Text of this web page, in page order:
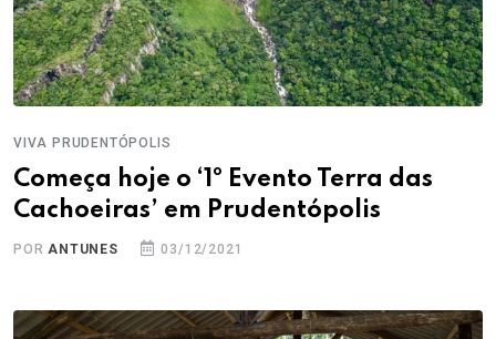
VIVA PRUDENTÓPOLIS
Começa hoje o ‘1º Evento Terra das
Cachoeiras’ em Prudentópolis
PORANTUNES 03/12/2021